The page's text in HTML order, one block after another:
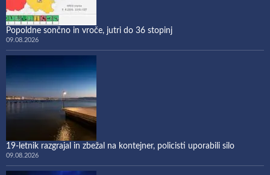
Popoldne sončno in vroče, jutri do 36 stopinj
09.08.2026
19-letnik razgrajal in zbežal na kontejner, policisti uporabili silo
09.08.2026